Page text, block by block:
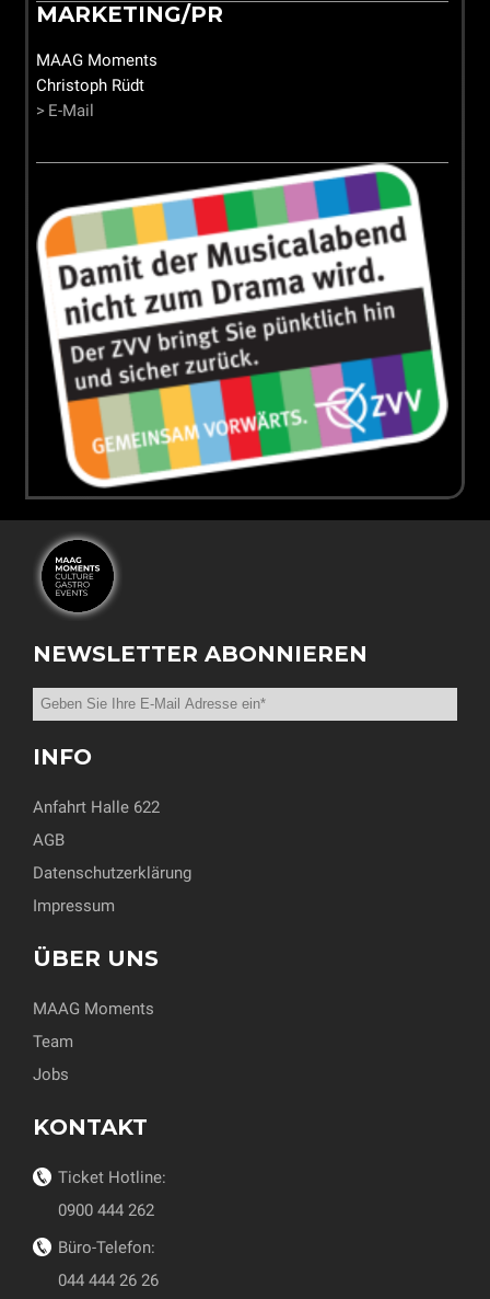
MARKETING/PR
MAAG Moments
Christoph Rüdt
E-Mail
NEWSLETTER ABONNIEREN
INFO
Anfahrt Halle 622
AGB
Datenschutzerklärung
Impressum
ÜBER UNS
MAAG Moments
Team
Jobs
KONTAKT
Ticket Hotline:
0900 444 262
Büro-Telefon:
044 444 26 26